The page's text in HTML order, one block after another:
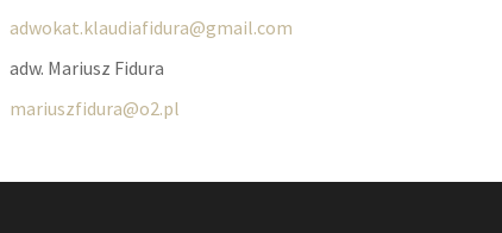
adwokat.klaudiafidura@gmail.com
adw. Mariusz Fidura
mariuszfidura@o2.pl